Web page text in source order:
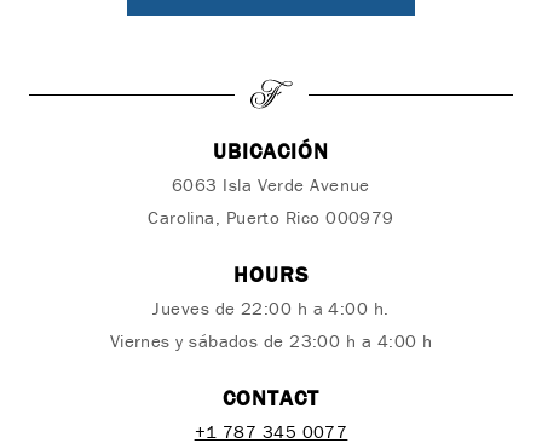
UBICACIÓN
6063 Isla Verde Avenue
Carolina, Puerto Rico 000979
HOURS
Jueves de 22:00 h a 4:00 h.
Viernes y sábados de 23:00 h a 4:00 h
CONTACT
+1 787 345 0077